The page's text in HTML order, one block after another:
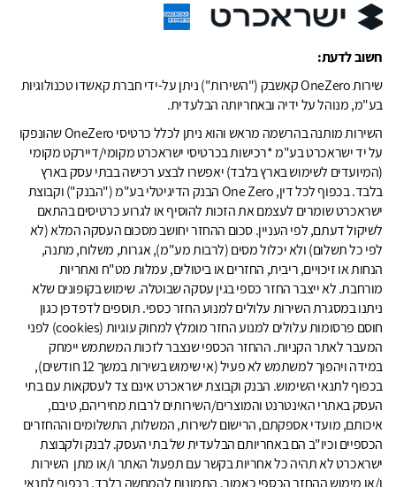
חשוב לדעת:
שירות OneZero קאשבק ("השירות") ניתן על-ידי חברת קאשדו טכנולוגיות
בע"מ, מנוהל על ידיה ובאחריותה הבלעדית.
השירות מותנה בהרשמה מראש והוא ניתן לכלל כרטיסי OneZero שהונפקו
על יד ישראכרט בע"מ *רכישות בכרטיסי ישראכרט מקומי/דיירקט מקומי
(המיועדים לשימוש בארץ בלבד) יאפשרו לבצע רכישה בבתי עסק בארץ
בלבד. בכפוף לכל דין, One Zero הבנק הדיגיטלי בע"מ ("הבנק") וקבוצת
ישראכרט שומרים לעצמם את הזכות להוסיף או לגרוע כרטיסים בהתאם
לשיקול דעתם, לפי העניין. סכום ההחזר יחושב מסכום העסקה המלא (לא
לפי כל תשלום) ולא יכלול מסים (לרבות מע"מ), אגרות, משלוח, מתנה,
הנחות או זיכויים, ריבית, החזרים או ביטולים, עמלות מט"ח ואחריות
מורחבת. לא ייצבר החזר כספי בגין עסקה שבוטלה. שימוש בקופונים שלא
ניתנו במסגרת השירות עלולים למנוע החזר כספי. תוספים לדפדפן כגון
חוסם פרסומות עלולים למנוע החזר מומלץ למחוק עוגיות (cookies) לפני
המעבר לאתר הקניות. ההחזר הכספי שנצבר לזכות המשתמש יימחק
במידה ויהפוך למשתמש לא פעיל (אי שימוש בשירות במשך 12 חודשים),
בכפוף לתנאי השימוש. הבנק וקבוצת ישראכרט אינם צד לעסקאות עם בתי
העסק באתרי האינטרנט והמוצרים/השירותים לרבות מחיריהם, טיבם,
איכותם, מועדי אספקתם, הרישום לשירות, המשלוח, התשלומים וההחזרים
הכספיים וכיו"ב הם באחריותם הבלעדית של בתי העסק. לבנק ולקבוצת
ישראכרט לא תהיה כל אחריות בקשר עם תפעול האתר ו/או מתן השירות
ו/או מימוש ההחזר הכספי כאמור. התמונות להמחשה בלבד. בכפוף לתנאי